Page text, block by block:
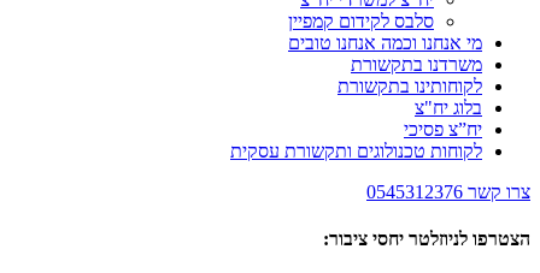
סלבס לקידום קמפיין
מי אנחנו וכמה אנחנו טובים
משרדנו בתקשורת
לקוחותינו בתקשורת
בלוג יח"צ
יח”צ פסיכי
לקוחות טכנולוגים ותקשורת עסקית
צרו קשר 0545312376
הצטרפו לניוזלטר יחסי ציבור: